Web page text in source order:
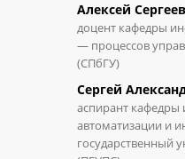
Алексей
доцент кафедры
— процессов
(СПбГУ)
Сергей
аспирант
автоматизации и
государственный